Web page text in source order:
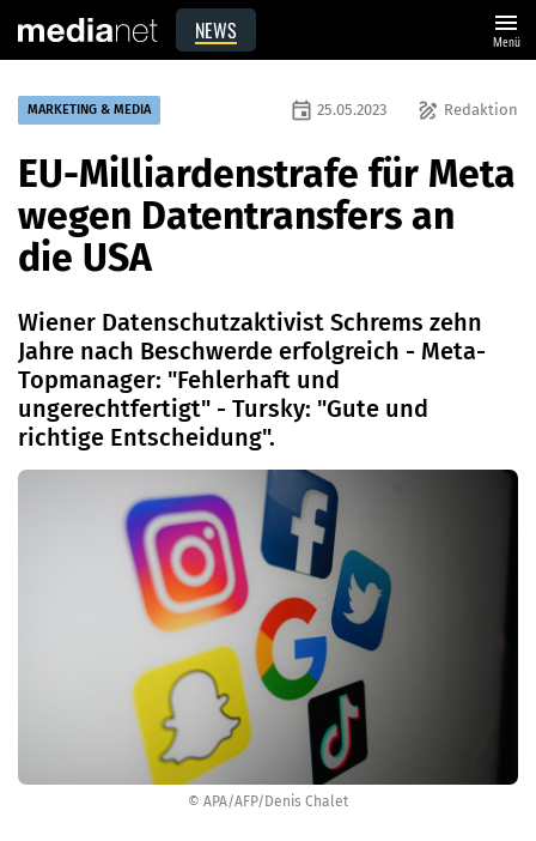
NEWS menu
Menü
© APA/AFP/Denis Chalet
MARKETING & MEDIA draw Redaktion
event 25.05.2023
EU-Milliardenstrafe für Meta
wegen Datentransfers an
die USA
Wiener Datenschutzaktivist Schrems zehn
Jahre nach Beschwerde erfolgreich - Meta-
Topmanager: "Fehlerhaft und
ungerechtfertigt" - Tursky: "Gute und
richtige Entscheidung".